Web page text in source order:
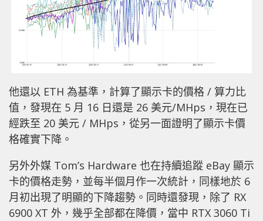
他還以 ETH 為基準，計算了顯示卡的價格 / 算力比
值，發現在 5 月 16 日還是 26 美元/MHps，現在已
經跌至 20 美元 / MHps，從另一面證明了顯示卡價
格確實下降。
另外外媒 Tom’s Hardware 也在持續追蹤 eBay 顯示
卡的價格走勢，並每半個月作一次統計，同樣地於 6
月初出現了明顯的下降趨勢。同時還發現，除了 RX
6900 XT 外，幾乎全部都在降價，當中 RTX 3060 Ti